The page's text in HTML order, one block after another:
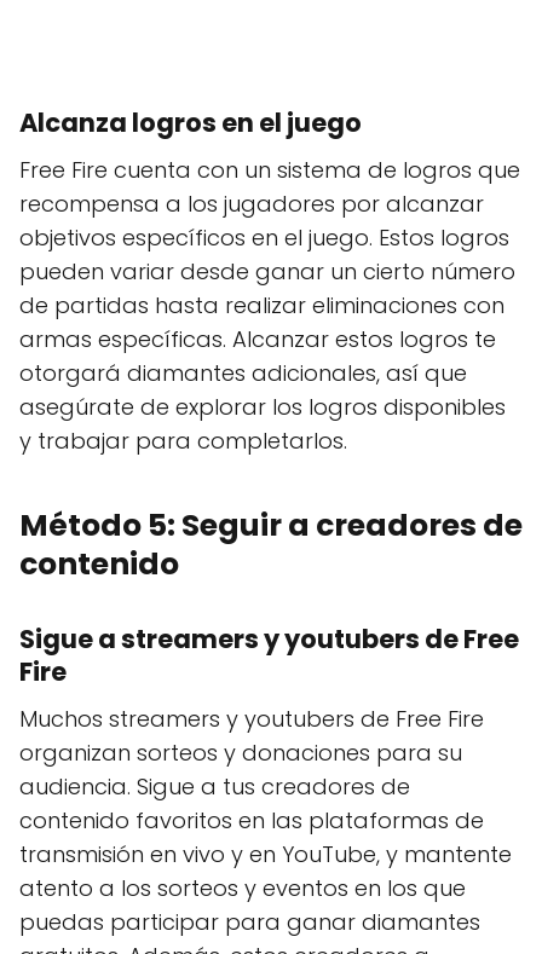
Alcanza logros en el juego
Free Fire cuenta con un sistema de logros que
recompensa a los jugadores por alcanzar
objetivos específicos en el juego. Estos logros
pueden variar desde ganar un cierto número
de partidas hasta realizar eliminaciones con
armas específicas. Alcanzar estos logros te
otorgará diamantes adicionales, así que
asegúrate de explorar los logros disponibles
y trabajar para completarlos.
Método 5: Seguir a creadores de
contenido
Sigue a streamers y youtubers de Free
Fire
Muchos streamers y youtubers de Free Fire
organizan sorteos y donaciones para su
audiencia. Sigue a tus creadores de
contenido favoritos en las plataformas de
transmisión en vivo y en YouTube, y mantente
atento a los sorteos y eventos en los que
puedas participar para ganar diamantes